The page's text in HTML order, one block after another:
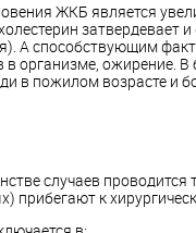
ЖКБ является
затвердевает
А способствующим
организме, ожирение. В
в пожилом возрасте и
случаев проводится
прибегают к